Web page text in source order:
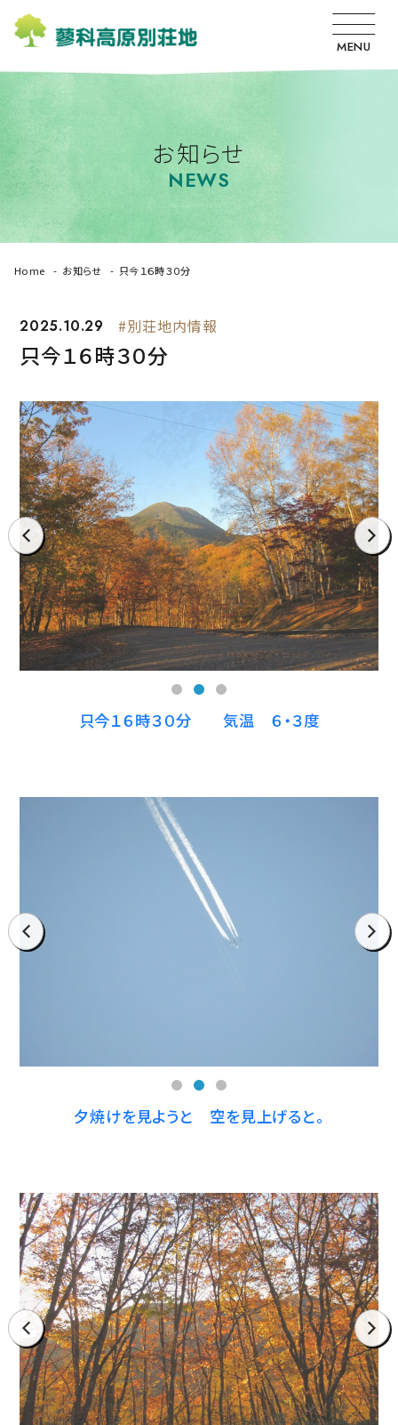
MENU
お知らせ
NEWS
Home お知らせ 只今１６時３０分
2025.10.29 #別荘地内情報
只今１６時３０分
prev next
只今１６時３０分 気温 ６・３度
prev next
夕焼けを見ようと 空を見上げると。
prev next